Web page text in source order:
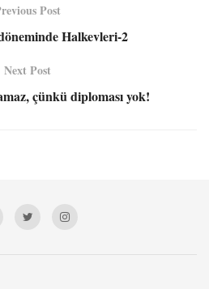
Post
Halkevleri-2
Next Post
çünkü diploması yok!